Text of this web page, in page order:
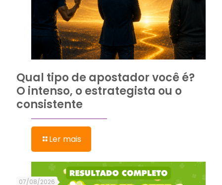
Qual tipo de apostador você é?
O intenso, o estrategista ou o
consistente
Ler mais
07/08/2026